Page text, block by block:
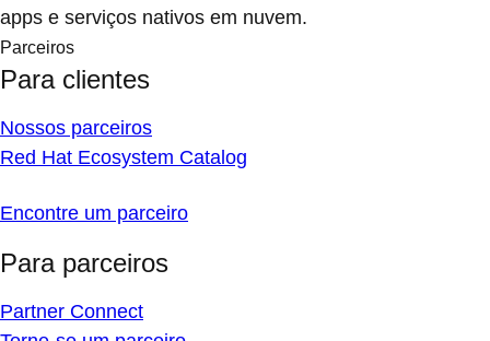
apps e serviços nativos em nuvem.
Parceiros
Para clientes
Nossos parceiros
Red Hat Ecosystem Catalog
Encontre um parceiro
Para parceiros
Partner Connect